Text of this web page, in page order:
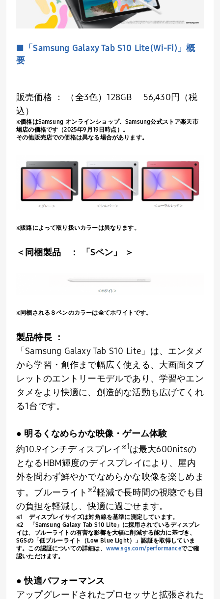
■「Samsung Galaxy Tab S10 Lite(Wi-Fi) 」概
要
販売価格 ： （全3色）128GB 56,430円（税
込）
※価格はSamsungオンラインショップ、Samsung公式ストア楽天市
場店の価格です（2025年9月 19 日時点）。
その他販売店での価格は異なる場合があります。
※販路によって取り扱いカラーは異なります。
＜同梱製品 ： 「 Sペン」 ＞
※同梱されるＳペンのカラーは全てホワイトです。
製品特長 ：
「 Samsung Galaxy Tab S10 Lite 」は、エンタメ
から学習・創作まで幅広く使える、大画面タブ
レットのエントリーモデルであり、学習やエン
タメをより快適に、創造的な活動も広げてくれ
る1台です。
● 明るくなめらかな映像・ゲーム体験
約10.9インチディスプレイ ※1は最大600nitsの
となるHBM輝度のディスプレイにより、屋内
外を問わず鮮やかでなめらかな映像を楽しめま
す。ブルーライト ※2軽減で長時間の視聴でも目
の負担を軽減し、快適に過ごせます。
※1
ディスプレイサイズは対角線を基準に測定しています。
※2 「 Samsung Galaxy Tab S10 Lite」に採用されているディスプレ
イは、ブルーライトの有害な影響を大幅に削減する能力に基づき、
SGSの「低ブルーライト（ Low Blue Light）」認証を取得していま
す。この認証についての詳細は、 www.sgs.com/performanceでご確
認いただけます。
● 快適パフォーマンス
アップグレードされたプロセッサと拡張された